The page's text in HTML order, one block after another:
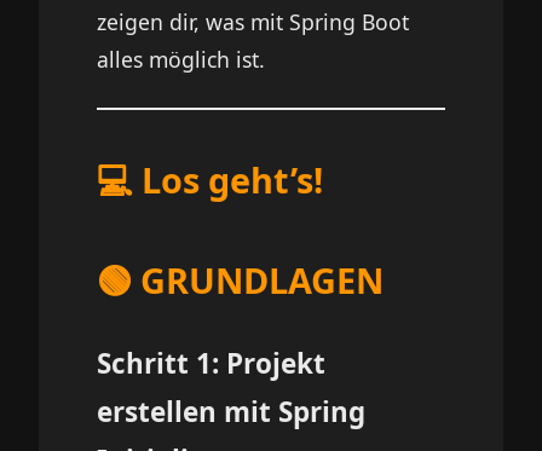
zeigen dir, was mit Spring Boot
alles möglich ist.
💻 Los geht’s!
🟢 GRUNDLAGEN
Schritt 1: Projekt
erstellen mit Spring